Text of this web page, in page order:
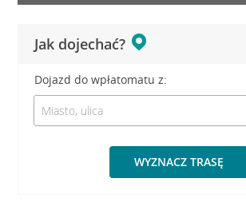
Jak dojechać?
Dojazd do wpłatomatu z:
WYZNACZ TRASĘ